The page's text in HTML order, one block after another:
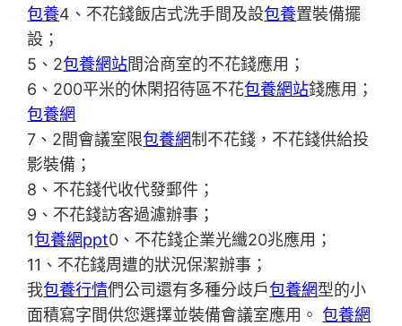
包養4、不花錢飯店式洗手間及設包養置裝備擺
設；
5、2包養網站間洽商室的不花錢應用；
6、200平米的休閑招待區不花包養網站錢應用；
包養網
7、2間會議室限包養網制不花錢，不花錢供給投
影裝備；
8、不花錢代收代發郵件；
9、不花錢訪客過濾辦事；
1包養網ppt0、不花錢企業光纖20兆應用；
11、不花錢周遭的狀況保潔辦事；
我包養行情們公司還有多種分歧戶包養網型的小
面積寫字間供您選擇並裝備會議室應用。包養網